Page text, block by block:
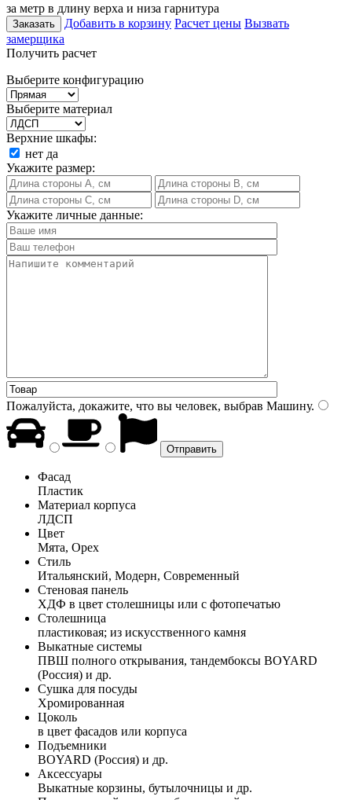
за метр в длину верха и низа гарнитура
Заказать Добавить в корзину Расчет цены Вызвать
замерщика
Получить расчет
Выберите конфигурацию
Выберите материал
Верхние шкафы:
нет да
Укажите размер:
Укажите личные данные:
Пожалуйста, докажите, что вы человек, выбрав Машину.
Фасад
Пластик
Материал корпуса
ЛДСП
Цвет
Мята, Орех
Стиль
Итальянский, Модерн, Современный
Стеновая панель
ХДФ в цвет столешницы или с фотопечатью
Столешница
пластиковая; из искусственного камня
Выкатные системы
ПВШ полного открывания, тандембоксы BOYARD
(Россия) и др.
Сушка для посуды
Хромированная
Цоколь
в цвет фасадов или корпуса
Подъемники
BOYARD (Россия) и др.
Аксессуары
Выкатные корзины, бутылочницы и др.